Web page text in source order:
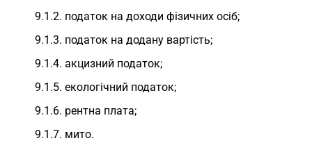
9.1.2. податок на доходи фізичних осіб;
9.1.3. податок на додану вартість;
9.1.4. акцизний податок;
9.1.5. екологічний податок;
9.1.6. рентна плата;
9.1.7. мито.